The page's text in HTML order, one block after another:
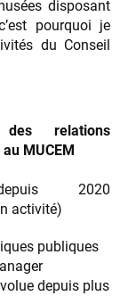
disposant
pourquoi je
du Conseil
des relations
MUCEM
2020
activité)
publiques
depuis plus